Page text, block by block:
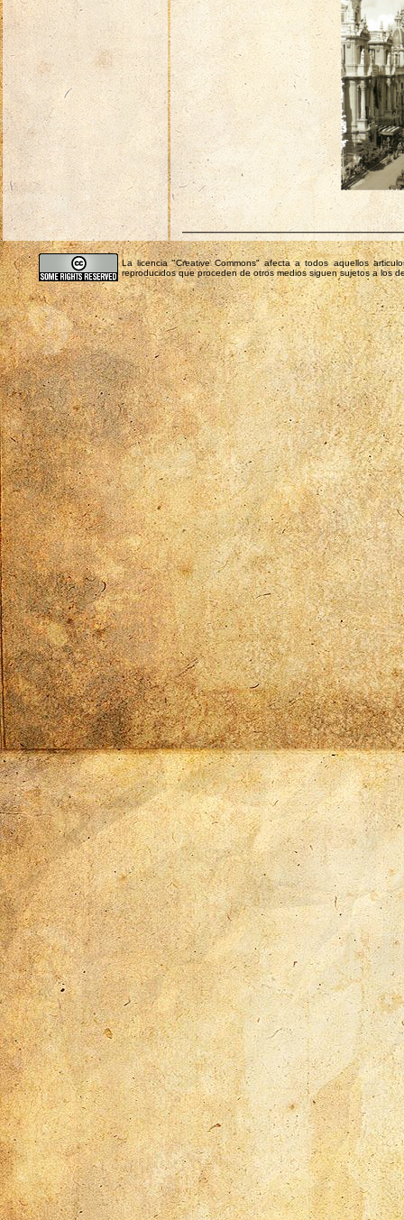
La licencia "Creative Commons" afecta a todos aquellos
reproducidos que proceden de otros medios siguen sujetos a los